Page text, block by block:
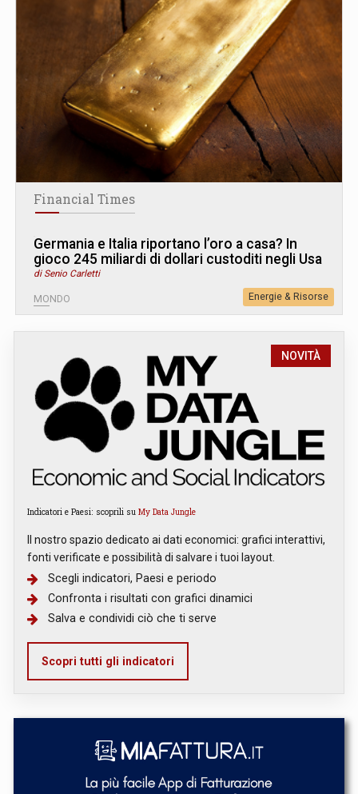
Financial Times
Germania e Italia riportano l’oro a casa? In
gioco 245 miliardi di dollari custoditi negli Usa
di Senio Carletti
MONDO Energie & Risorse
NOVITÀ
Indicatori e Paesi: scoprili su My Data Jungle
Il nostro spazio dedicato ai dati economici: grafici interattivi,
fonti verificate e possibilità di salvare i tuoi layout.
Scegli indicatori, Paesi e periodo
Confronta i risultati con grafici dinamici
Salva e condividi ciò che ti serve
Scopri tutti gli indicatori